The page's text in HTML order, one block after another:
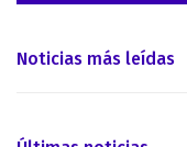
Noticias más leídas